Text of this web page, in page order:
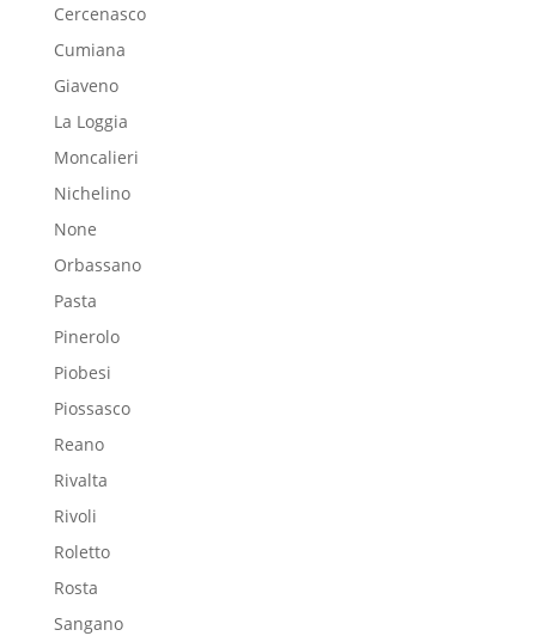
Cercenasco
Cumiana
Giaveno
La Loggia
Moncalieri
Nichelino
None
Orbassano
Pasta
Pinerolo
Piobesi
Piossasco
Reano
Rivalta
Rivoli
Roletto
Rosta
Sangano